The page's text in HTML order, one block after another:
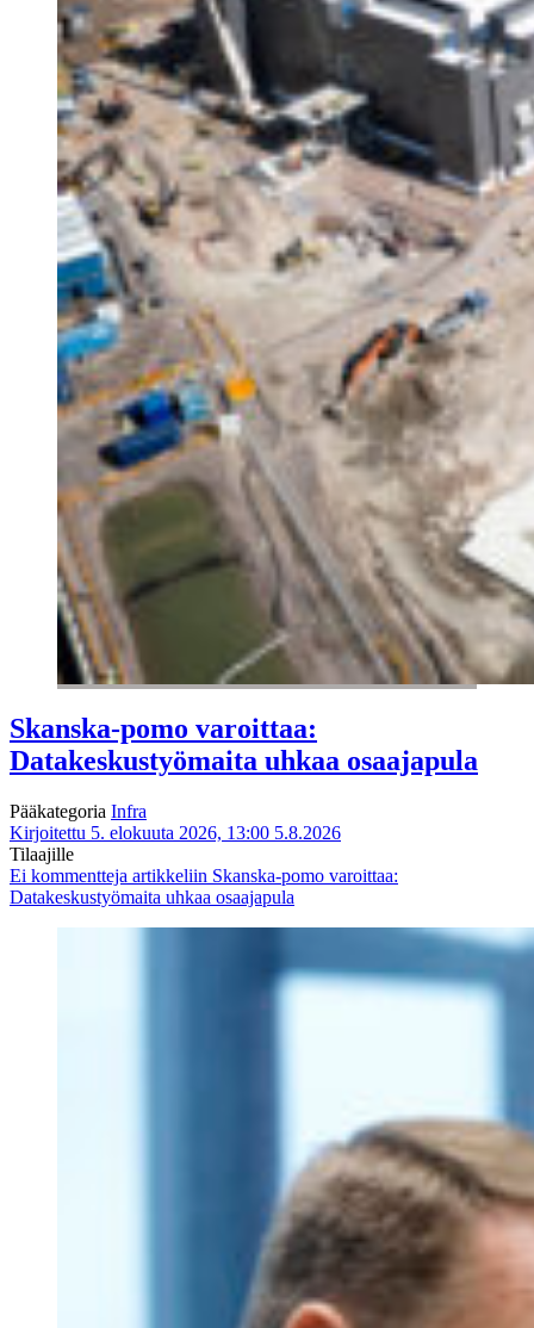
Skanska-pomo varoittaa:
Datakeskustyömaita uhkaa osaajapula
Pääkategoria Infra
Kirjoitettu 5. elokuuta 2026, 13:00 5.8.2026
Tilaajille
Ei kommentteja artikkeliin Skanska-pomo varoittaa:
Datakeskustyömaita uhkaa osaajapula